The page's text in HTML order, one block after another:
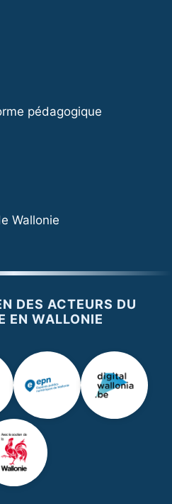
pédagogique
Wallonie
DES ACTEURS DU
EN WALLONIE